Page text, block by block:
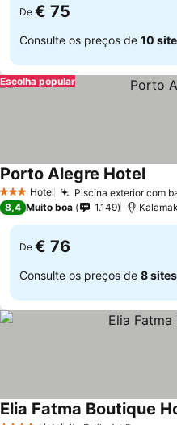
De € 75
Consulte os preços de 10
Escolha popular
3 EstrelasHotel Piscina exterior com
Porto Alegre HotelVer
8,4 Muito boa 1.149
De € 76
Consulte os preços de 8 sites
Elia Fatma Boutique